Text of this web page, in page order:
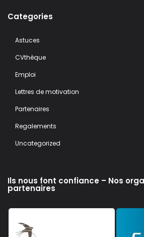
Categories
Astuces
CVthèque
Emploi
Lettres de motivation
Partenaires
Regalements
Uncategorized
Ils nous font confiance – Nos
partenaires